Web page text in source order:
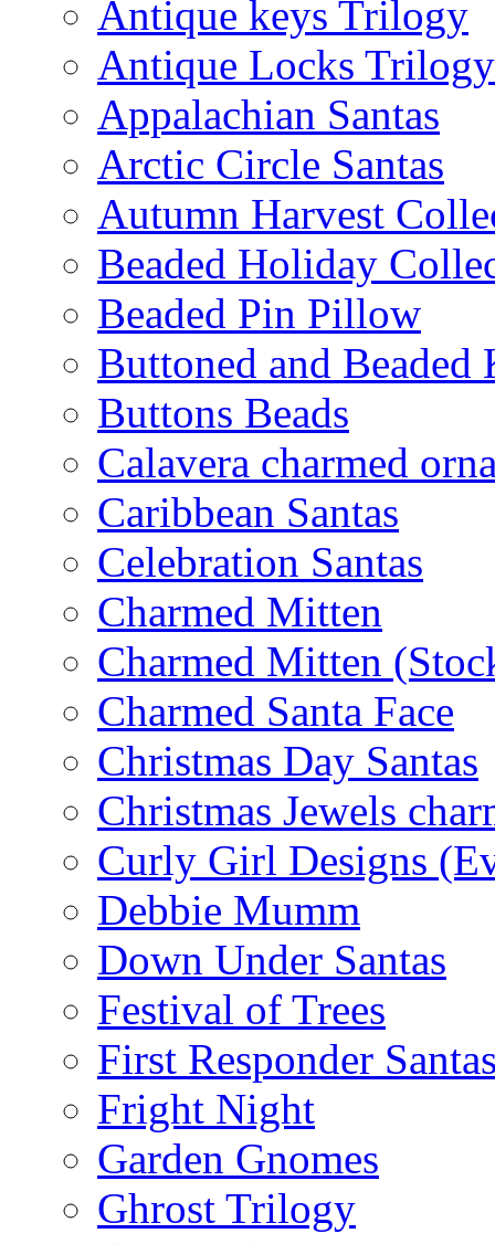
Antique keys Trilogy
Antique Locks Trilogy
Appalachian Santas
Arctic Circle Santas
Autumn Harvest
Beaded Holiday
Beaded Pin Pillow
Buttoned and Beaded
Buttons Beads
Calavera charmed
Caribbean Santas
Celebration Santas
Charmed Mitten
Charmed Mitten
Charmed Santa Face
Christmas Day Santas
Christmas Jewels
Curly Girl Designs
Debbie Mumm
Down Under Santas
Festival of Trees
First Responder
Fright Night
Garden Gnomes
Ghrost Trilogy